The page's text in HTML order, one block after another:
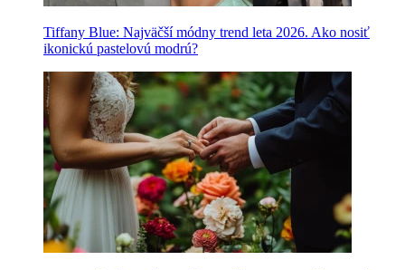
Tiffany Blue: Najväčší módny trend leta 2026. Ako nosiť
ikonickú pastelovú modrú?